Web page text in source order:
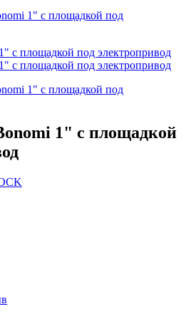
1" с площадкой